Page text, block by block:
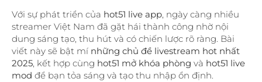
Với sự phát triển của hot51 live app, ngày càng nhiều
streamer Việt Nam đã gặt hái thành công nhờ nội
dung sáng tạo, thu hút và có chiến lược rõ ràng. Bài
viết này sẽ bật mí những chủ đề livestream hot nhất
2025, kết hợp cùng hot51 mở khóa phòng và hot51 live
mod để bạn tỏa sáng và tạo thu nhập ổn định.